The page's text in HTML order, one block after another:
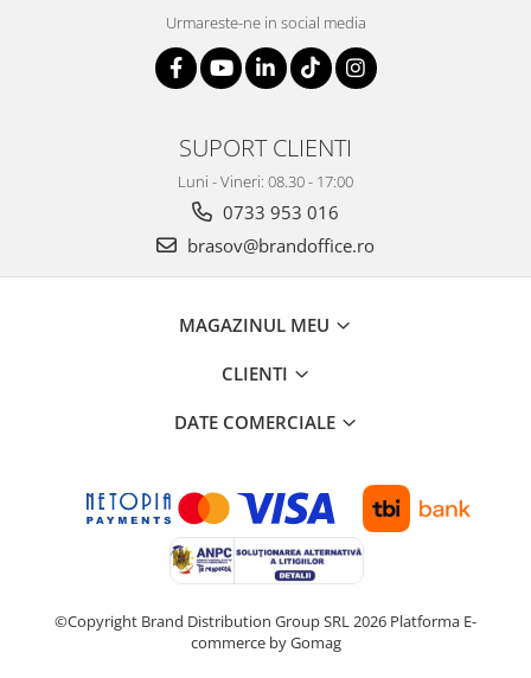
Urmareste-ne in social media
SUPORT CLIENTI
Luni - Vineri: 08.30 - 17:00
0733 953 016
brasov@brandoffice.ro
MAGAZINUL MEU
CLIENTI
DATE COMERCIALE
©Copyright Brand Distribution Group SRL 2026 Platforma E-
commerce by Gomag